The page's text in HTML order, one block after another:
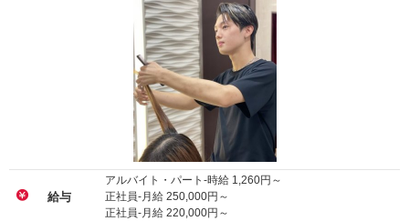
給与
アルバイト・パート-時給 1,260円～
正社員-月給 250,000円～
正社員-月給 220,000円～